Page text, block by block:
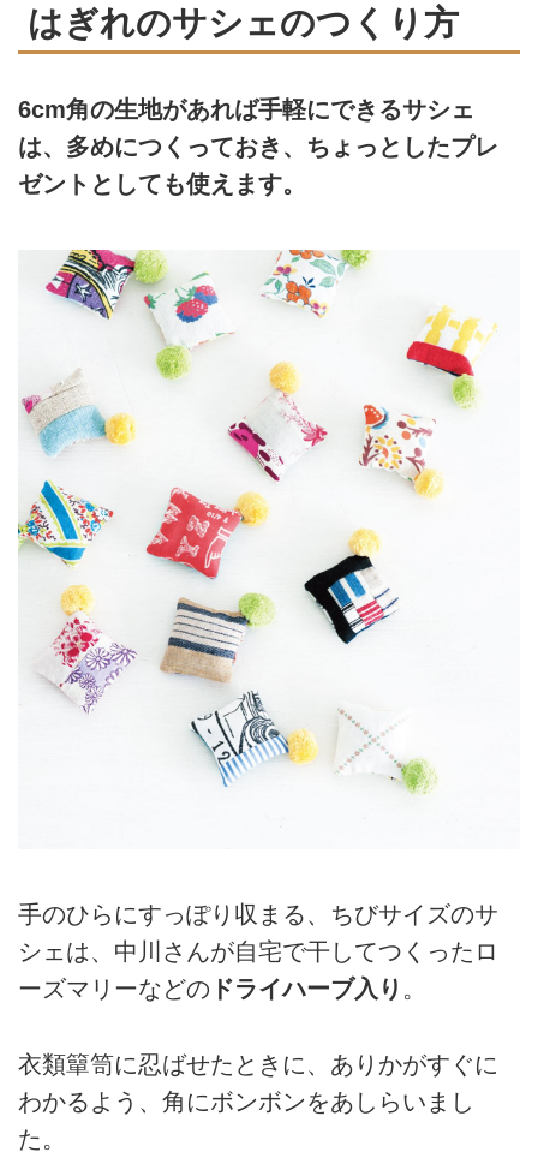
はぎれのサシェのつくり方
6cm角の生地があれば手軽にできるサシェ
は、多めにつくっておき、ちょっとしたプレ
ゼントとしても使えます。
手のひらにすっぽり収まる、ちびサイズのサ
シェは、中川さんが自宅で干してつくったロ
ーズマリーなどの ドライハーブ入り 。
衣類簞笥に忍ばせたときに、ありかがすぐに
わかるよう、角にボンボンをあしらいまし
た。